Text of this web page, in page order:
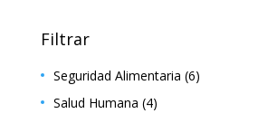
Filtrar
Seguridad Alimentaria (6)
Salud Humana (4)